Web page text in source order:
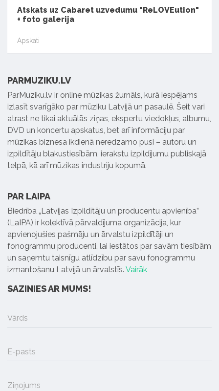
Atskats uz Cabaret uzvedumu "ReLOVEution"
+ foto galerija
Apskati
PARMUZIKU.LV
ParMuziku.lv ir online mūzikas žurnāls, kurā iespējams
izlasīt svarīgāko par mūziku Latvijā un pasaulē. Šeit vari
atrast ne tikai aktuālās ziņas, ekspertu viedokļus, albumu,
DVD un koncertu apskatus, bet arī informāciju par
mūzikas biznesa ikdienā neredzamo pusi – autoru un
izpildītāju blakustiesībām, ierakstu izpildījumu publiskajā
telpā, kā arī mūzikas industriju kopumā.
PAR LAIPA
Biedrība „Latvijas Izpildītāju un producentu apvienība”
(LaIPA) ir kolektīvā pārvaldījuma organizācija, kur
apvienojušies pašmāju un ārvalstu izpildītāji un
fonogrammu producenti, lai iestātos par savām tiesībām
un saņemtu taisnīgu atlīdzību par savu fonogrammu
izmantošanu Latvijā un ārvalstīs. Vairāk
SAZINIES AR MUMS!
Vārds
E-pasts
Ziņojums